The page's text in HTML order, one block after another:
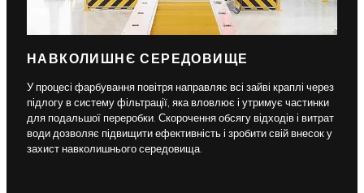
НАВКОЛИШНЄ СЕРЕДОВИЩЕ
У процесі фарбування повітря направляє всі зайві краплі через
підлогу в систему фільтрації, яка вловлює і утримує частинки
для подальшої переробки. Скорочення обсягу відходів і витрат
води дозволяє підвищити ефективність і зробити свій внесок у
захист навколишнього середовища.